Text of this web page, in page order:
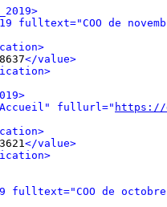
fulltext="COO de
</value>
fullurl=" https://
</value>
fulltext="COO de